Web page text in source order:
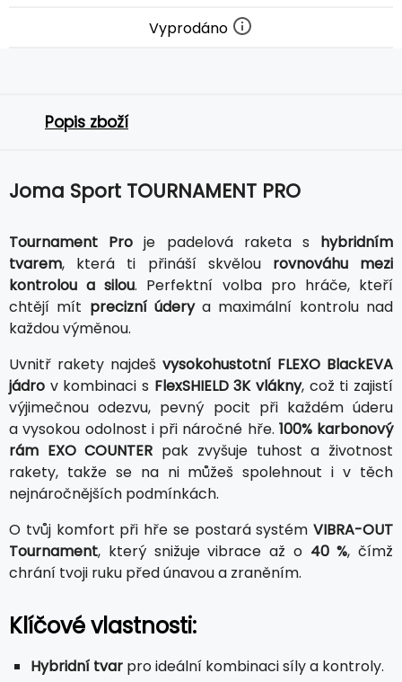
Vyprodáno
Popis zboží
Joma Sport TOURNAMENT PRO
Tournament Pro je padelová raketa s hybridním
tvarem, která ti přináší skvělou rovnováhu mezi
kontrolou a silou. Perfektní volba pro hráče, kteří
chtějí mít precizní úderya maximální kontrolu nad
každou výměnou.
Uvnitř rakety najdeš vysokohustotní FLEXO BlackEVA
jádro v kombinaci s FlexSHIELD 3K vlákny, což ti zajistí
výjimečnou odezvu, pevný pocit při každém úderu
a vysokou odolnost i při náročné hře. 100% karbonový
rám EXO COUNTER pak zvyšuje tuhost a životnost
rakety, takže se na ni můžeš spolehnout i v těch
nejnáročnějších podmínkách.
O tvůj komfort při hře se postará systém VIBRA-OUT
Tournament, který snižuje vibrace až o 40 %, čímž
chrání tvoji ruku před únavou a zraněním.
Klíčové vlastnosti:
Hybridní tvar pro ideální kombinaci síly a kontroly.